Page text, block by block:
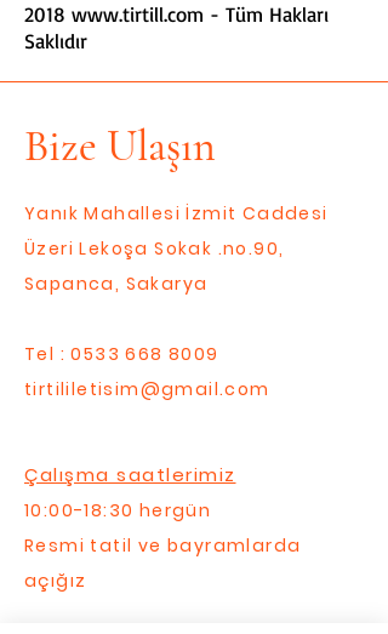
2018 www.tirtill.com - Tüm Hakları
Saklıdır
Bize Ulaşın
Yanık Mahallesi İzmit Caddesi
Üzeri Lekoşa Sokak .no.90,
Sapanca, Sakarya
Tel :0533 668 8009
tirtililetisim@gmail.com
Çalışma saatlerimiz
10:00-18:30 hergün
Resmi tatil ve bayramlarda
açığız